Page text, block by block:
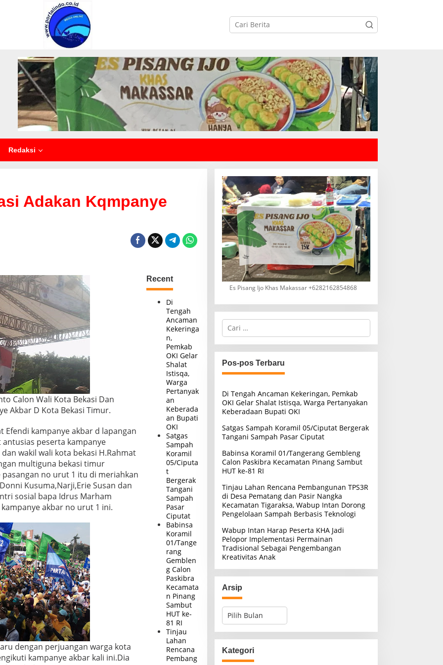
Redaksi
Adakan Kqmpanye
Calon Wali Kota Bekasi Dan
Akbar D Kota Bekasi Timur.
Efendi kampanye akbar d lapangan
peserta kampanye
wakil wali kota bekasi H.Rahmat
multiguna bekasi timur
no urut 1 itu di meriahkan
Kusuma,Narji,Erie Susan dan
sosial bapa Idrus Marham
akbar no urut 1 ini.
dengan perjuangan warga kota
kampanye akbar kali ini.Dia
Recent
Di
Tengah
Ancaman
Kekeringa
n,
Pemkab
OKI Gelar
Shalat
Istisqa,
Warga
Pertanyak
an
Keberada
an Bupati
OKI
Satgas
Sampah
Koramil
05/Ciputa
t
Bergerak
Tangani
Sampah
Pasar
Ciputat
Babinsa
Koramil
01/Tange
rang
Gemblen
g Calon
Paskibra
Kecamata
n Pinang
Sambut
HUT ke-
81 RI
Tinjau
Lahan
Rencana
Pembang
Es Pisang Ijo Khas Makassar +6282162854868
C
i
u
n
t
k
:
Pos-pos Terbaru
Di Tengah Ancaman Kekeringan, Pemkab
OKI Gelar Shalat Istisqa, Warga Pertanyakan
Keberadaan Bupati OKI
Satgas Sampah Koramil 05/Ciputat Bergerak
Tangani Sampah Pasar Ciputat
Babinsa Koramil 01/Tangerang Gembleng
Calon Paskibra Kecamatan Pinang Sambut
HUT ke-81 RI
Tinjau Lahan Rencana Pembangunan TPS3R
di Desa Pematang dan Pasir Nangka
Kecamatan Tigaraksa, Wabup Intan Dorong
Pengelolaan Sampah Berbasis Teknologi
Wabup Intan Harap Peserta KHA Jadi
Pelopor Implementasi Permainan
Tradisional Sebagai Pengembangan
Kreativitas Anak
Arsip
A
i
pKategori